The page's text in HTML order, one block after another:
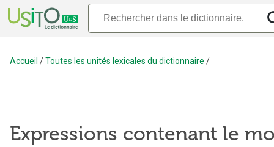
Accueil /Toutes les unités lexicales du dictionnaire /
Expressions contenant le